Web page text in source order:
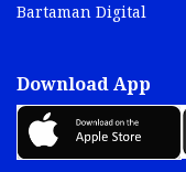
Bartaman Digital
Download App